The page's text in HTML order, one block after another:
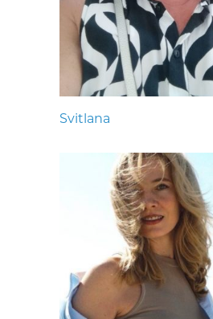
Svitlana